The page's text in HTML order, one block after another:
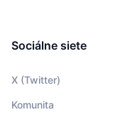
Sociálne siete
X (Twitter)
Komunita